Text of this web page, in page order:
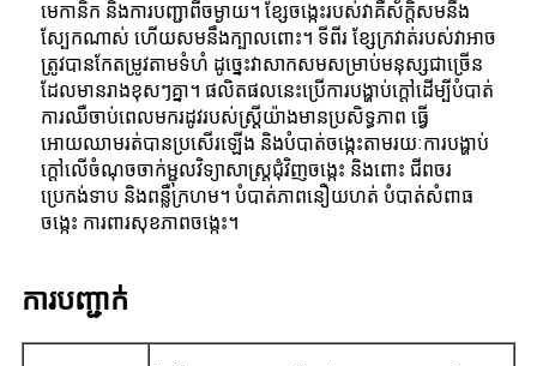
មេកានិក និងការបញ្ជាពីចម្ងាយ។ ខ្សែចង្កេះ​របស់​វា​គឺ​ស័ក្តិសម​នឹង​
ស្បែក​ណាស់ ហើយ​សម​នឹង​ក្បាលពោះ។ ទីពីរ ខ្សែក្រវាត់របស់វាអាច
ត្រូវបានកែតម្រូវតាមទំហំ ដូច្នេះវាសាកសមសម្រាប់មនុស្សជាច្រើន
ដែលមានរាងខុសៗគ្នា។ ផលិតផលនេះប្រើការបង្ហាប់ក្តៅដើម្បីបំបាត់
ការឈឺចាប់ពេលមករដូវរបស់ស្ត្រីយ៉ាងមានប្រសិទ្ធភាព ធ្វើ
អោយឈាមរត់បានប្រសើរឡើង និងបំបាត់ចង្កេះតាមរយៈការបង្ហាប់
ក្តៅលើចំណុចចាក់ម្ជុលវិទ្យាសាស្ត្រជុំវិញចង្កេះ និងពោះ ជីពចរ
ប្រេកង់ទាប និងពន្លឺក្រហម។ បំបាត់ភាពនឿយហត់ បំបាត់សំពាធ
ចង្កេះ ការពារសុខភាពចង្កេះ។
ការបញ្ជាក់